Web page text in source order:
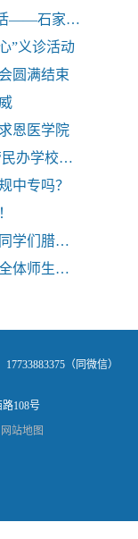
新起点 新角色 新环境 全新的实习生活——石家庄白求恩医学院
”义诊活动
圆满结束
恩医学院
我校召开会议 传达贯彻落实河北省管民办学校党委书记、举办者、校长座谈会会议精神
中专吗？
石家庄白求恩医学院全体教职员工祝同学们腊八节快乐！
拓展提升素质，凝聚放飞梦想—学校全体师生户外拓展活动
（同微信）
108号
网站地图